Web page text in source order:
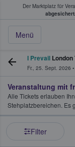
Der Marktplatz für
abgesichert.
Menü
Tickets
I Prevail
Fr., 25. Sept. 2026 •
Veranstaltung mit
Alle Tickets erlauben
Stehplatzbereichen. Es
Filter